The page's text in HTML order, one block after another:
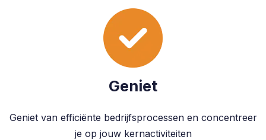
Geniet
Geniet van efficiënte bedrijfsprocessen en concentreer
je op jouw kernactiviteiten